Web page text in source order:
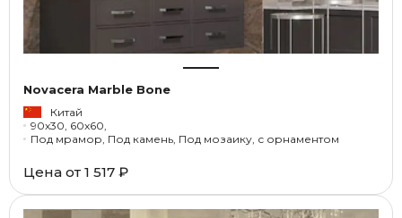
Novacera Marble Bone
Китай
90x30, 60x60,
Под мрамор, Под камень, Под мозаику, с орнаментом
Цена от 1 517 ₽